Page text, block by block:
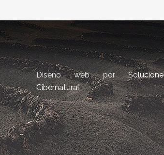
Diseño web por
Cibernatural